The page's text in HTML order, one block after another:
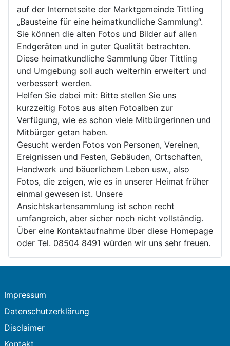
auf der Internetseite der Marktgemeinde Tittling
„Bausteine für eine heimatkundliche Sammlung“.
Sie können die alten Fotos und Bilder auf allen
Endgeräten und in guter Qualität betrachten.
Diese heimatkundliche Sammlung über Tittling
und Umgebung soll auch weiterhin erweitert und
verbessert werden.
Helfen Sie dabei mit: Bitte stellen Sie uns
kurzzeitig Fotos aus alten Fotoalben zur
Verfügung, wie es schon viele Mitbürgerinnen und
Mitbürger getan haben.
Gesucht werden Fotos von Personen, Vereinen,
Ereignissen und Festen, Gebäuden, Ortschaften,
Handwerk und bäuerlichem Leben usw., also
Fotos, die zeigen, wie es in unserer Heimat früher
einmal gewesen ist. Unsere
Ansichtskartensammlung ist schon recht
umfangreich, aber sicher noch nicht vollständig.
Über eine Kontaktaufnahme über diese Homepage
oder Tel. 08504 8491 würden wir uns sehr freuen.
Impressum
Datenschutzerklärung
Disclaimer